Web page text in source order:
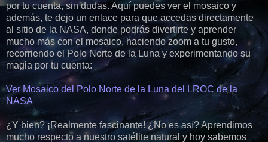
por tu cuenta, sin dudas. Aquí puedes ver el mosaico y
además, te dejo un enlace para que accedas directamente
al sitio de la NASA, donde podrás divertirte y aprender
mucho más con el mosaico, haciendo zoom a tu gusto,
recorriendo el Polo Norte de la Luna y experimentando su
magia por tu cuenta:
Ver Mosaico del Polo Norte de la Luna del LROC de la
NASA
¿Y bien? ¡Realmente fascinante! ¿No es así? Aprendimos
mucho respecto a nuestro satélite natural y hoy sabemos